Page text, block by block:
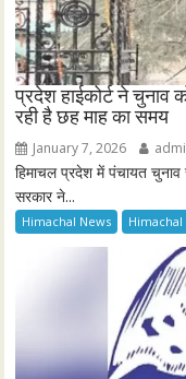
प्रदेश हाईकोर्ट ने चुनाव
रही है छह माह का समय
January 7, 2026
हिमाचल प्रदेश में पंचायत
सरकार ने...
Himachal News Himachal